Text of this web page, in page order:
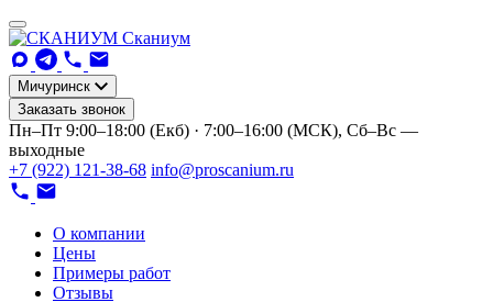
Сканиум
Мичуринск
Заказать звонок
Пн–Пт 9:00–18:00 (Екб) · 7:00–16:00 (МСК), Сб–Вс —
выходные
+7 (922) 121-38-68 info@proscanium.ru
О компании
Цены
Примеры работ
Отзывы